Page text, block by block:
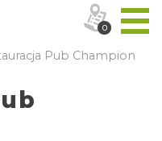
Pub Champion
0